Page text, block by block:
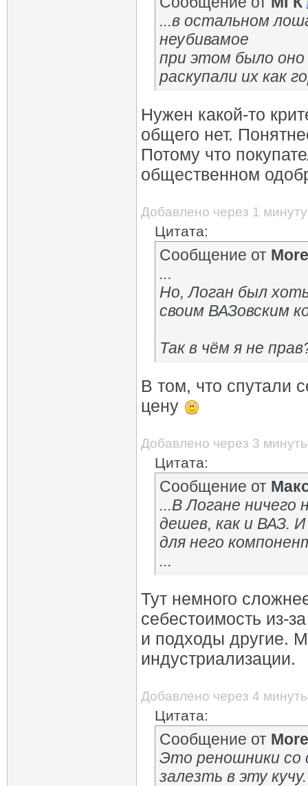
...в остальном
неубивамое
при этом было
раскупали их как
Нужен какой-то
общего нет.
Потому что
общественном
Добавлено через 1 минуту
Цитата:
Сообщение от More
...
Но, Логан был
своим ВАЗовским
Так в чём я не
В том, что спутали
цену
Добавлено через 3
Цитата:
Сообщение от
...В Логане ничего
дешев, как и ВАЗ. И
для него
...
Тут немного
себестоимость из-
и подходы другие.
индустриализации.
Добавлено через 4
Цитата:
Сообщение от More
Это реношники со
залезть в эту кучу.